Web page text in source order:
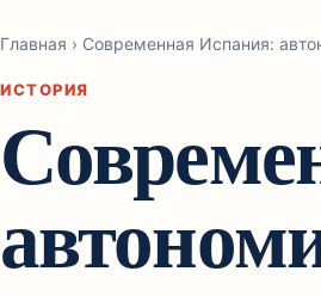
Главная › Современная Испания:
ИСТОРИЯ